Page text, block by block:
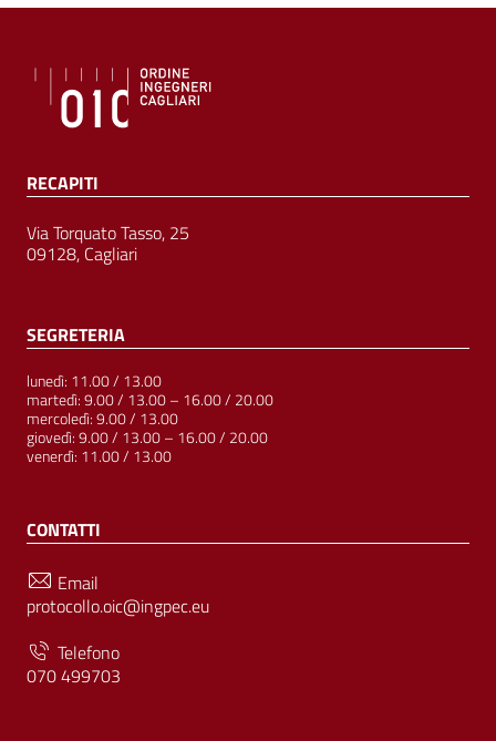
RECAPITI
Via Torquato Tasso, 25
09128, Cagliari
SEGRETERIA
lunedì: 11.00 / 13.00
martedì: 9.00 / 13.00 – 16.00 / 20.00
mercoledì: 9.00 / 13.00
giovedì: 9.00 / 13.00 – 16.00 / 20.00
venerdì: 11.00 / 13.00
CONTATTI
Email
protocollo.oic@ingpec.eu
Telefono
070 499703